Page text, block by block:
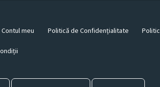
Contul meu Politică de Confidențialitate